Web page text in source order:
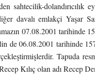
sahtecilik-dolandırıcılık
davalı emlakçi Yaşar
07.08.2001 tarihinde
de 06.08.2001 tarihinde
Tapuda
Kılıç olan adı Recep